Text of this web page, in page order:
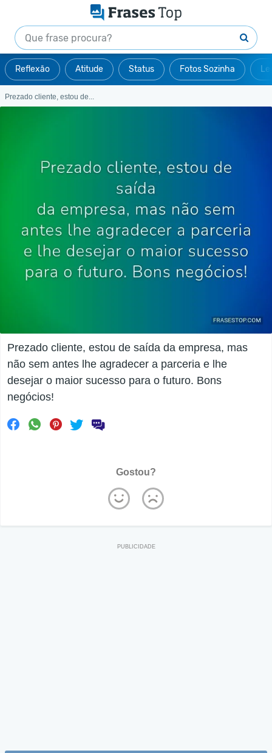
Reflexão Atitude Status Fotos Sozinha
Prezado cliente, estou de...
Prezado cliente, estou de saída da empresa, mas
não sem antes lhe agradecer a parceria e lhe
desejar o maior sucesso para o futuro. Bons
negócios!
Gostou?